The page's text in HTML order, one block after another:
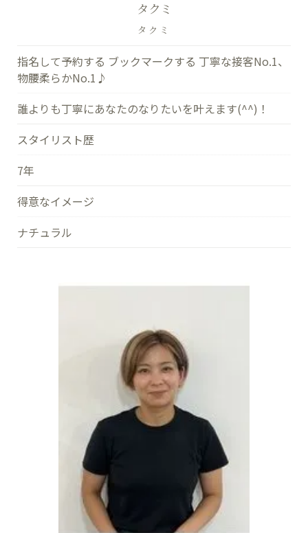
タクミ
タクミ
指名して予約する ブックマークする 丁寧な接客No.1、
物腰柔らかNo.1♪
誰よりも丁寧にあなたのなりたいを叶えます(^^)！
スタイリスト歴
7年
得意なイメージ
ナチュラル